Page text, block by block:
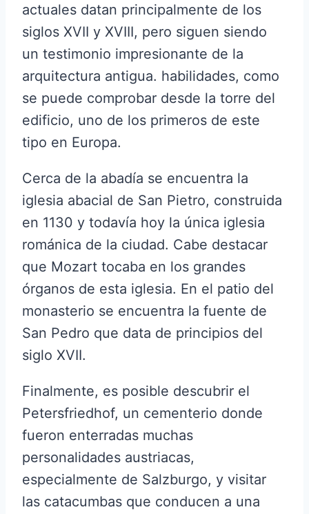
actuales datan principalmente de los
siglos XVII y XVIII, pero siguen siendo
un testimonio impresionante de la
arquitectura antigua. habilidades, como
se puede comprobar desde la torre del
edificio, uno de los primeros de este
tipo en Europa.
Cerca de la abadía se encuentra la
iglesia abacial de San Pietro, construida
en 1130 y todavía hoy la única iglesia
románica de la ciudad. Cabe destacar
que Mozart tocaba en los grandes
órganos de esta iglesia. En el patio del
monasterio se encuentra la fuente de
San Pedro que data de principios del
siglo XVII.
Finalmente, es posible descubrir el
Petersfriedhof, un cementerio donde
fueron enterradas muchas
personalidades austriacas,
especialmente de Salzburgo, y visitar
las catacumbas que conducen a una